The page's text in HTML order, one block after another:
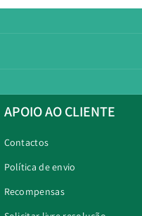
APOIO AO CLIENTE
Contactos
Política de envio
Recompensas